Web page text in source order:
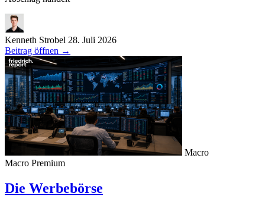
Kenneth Strobel 28. Juli 2026
Beitrag öffnen →
Macro
Macro Premium
Die Werbebörse